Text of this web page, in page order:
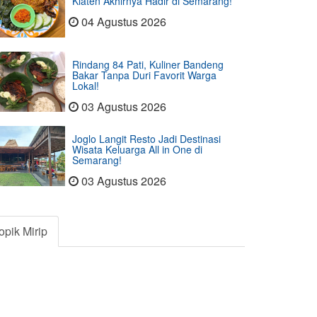
04 Agustus 2026
Rindang 84 Pati, Kuliner Bandeng
Bakar Tanpa Duri Favorit Warga
Lokal!
03 Agustus 2026
Joglo Langit Resto Jadi Destinasi
Wisata Keluarga All in One di
Semarang!
03 Agustus 2026
Mirip